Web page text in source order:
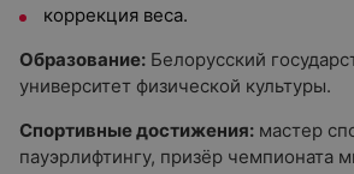
коррекция веса.
Образование: Белорусский
университет физической культуры.
Спортивные достижения: мастер
пауэрлифтингу, призёр чемпионата